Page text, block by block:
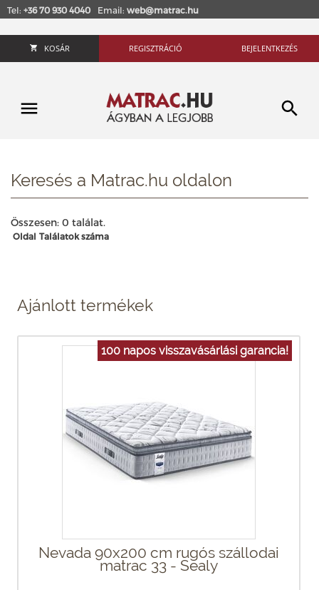
Tel: +36 70 930 4040 Email: web@matrac.hu
KOSÁR REGISZTRÁCIÓ BEJELENTKEZÉS
Keresés a Matrac.hu oldalon
Összesen: 0 találat.
Oldal Találatok száma
Ajánlott termékek
100 napos visszavásárlási garancia!
Nevada 90x200 cm rugós szállodai
matrac 33 - Sealy